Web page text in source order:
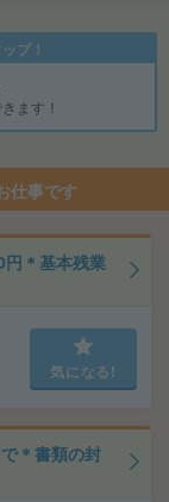
プ！
ます！
仕事です
円＊基本残業
気になる!
＊書類の封